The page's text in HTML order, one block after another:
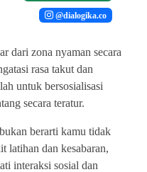
@dialogika.co
dari zona nyaman secara
rasa takut dan
untuk bersosialisasi
secara teratur.
berarti kamu tidak
latihan dan kesabaran,
interaksi sosial dan